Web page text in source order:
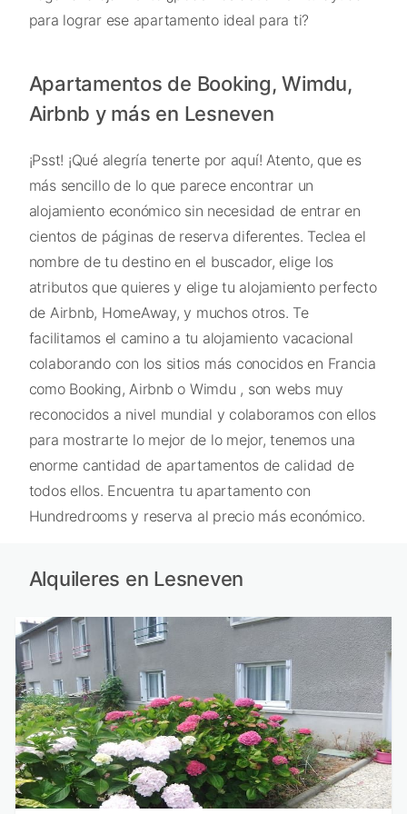
para lograr ese apartamento ideal para ti?
Apartamentos de Booking, Wimdu,
Airbnb y más en Lesneven
¡Psst! ¡Qué alegría tenerte por aquí! Atento, que es
más sencillo de lo que parece encontrar un
alojamiento económico sin necesidad de entrar en
cientos de páginas de reserva diferentes. Teclea el
nombre de tu destino en el buscador, elige los
atributos que quieres y elige tu alojamiento perfecto
de Airbnb, HomeAway, y muchos otros. Te
facilitamos el camino a tu alojamiento vacacional
colaborando con los sitios más conocidos en Francia
como Booking, Airbnb o Wimdu , son webs muy
reconocidos a nivel mundial y colaboramos con ellos
para mostrarte lo mejor de lo mejor, tenemos una
enorme cantidad de apartamentos de calidad de
todos ellos. Encuentra tu apartamento con
Hundredrooms y reserva al precio más económico.
Alquileres en Lesneven